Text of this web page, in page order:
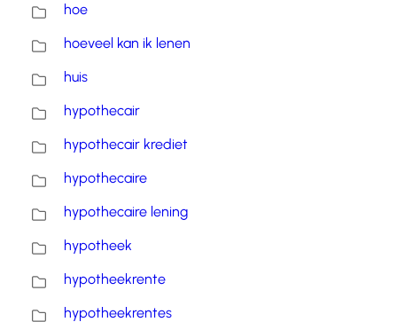
hoe
hoeveel kan ik lenen
huis
hypothecair
hypothecair krediet
hypothecaire
hypothecaire lening
hypotheek
hypotheekrente
hypotheekrentes